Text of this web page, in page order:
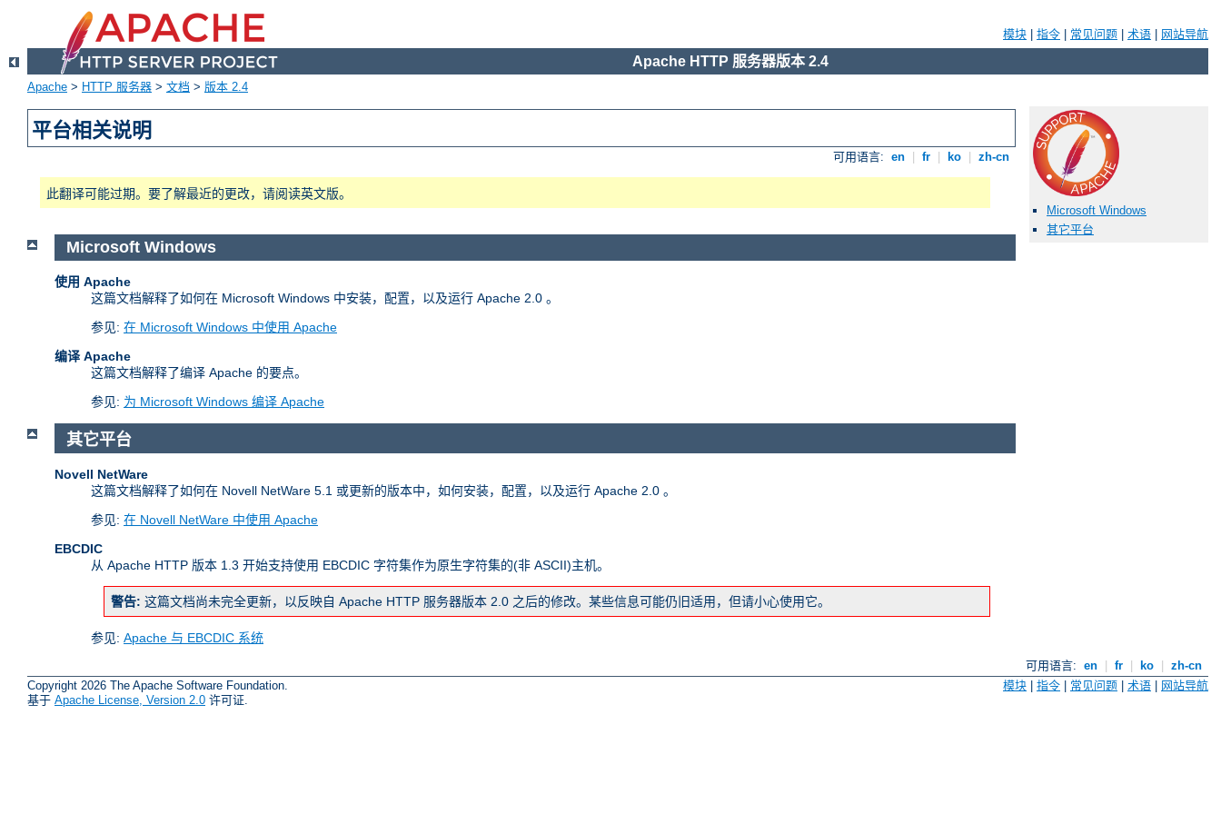
模块 指令 常见问题 术语 网站导航
Apache HTTP 服务器版本 2.4
Apache > HTTP 服务器 > 文档 > 版本 2.4
平台相关说明
可用语言: en fr ko zh-cn
此翻译可能过期。要了解最近的更改，请阅读英文版。
Microsoft Windows
其它平台
Microsoft Windows
使用 Apache
这篇文档解释了如何在 Microsoft Windows 中安装，配置，以及运行 Apache 2.0 。
参见: 在 Microsoft Windows 中使用 Apache
编译 Apache
这篇文档解释了编译 Apache 的要点。
参见: 为 Microsoft Windows 编译 Apache
其它平台
Novell NetWare
这篇文档解释了如何在 Novell NetWare 5.1 或更新的版本中，如何安装，配置，以及运行 Apache 2.0 。
参见: 在 Novell NetWare 中使用 Apache
EBCDIC
从 Apache HTTP 版本 1.3 开始支持使用 EBCDIC 字符集作为原生字符集的(非 ASCII)主机。
警告: 这篇文档尚未完全更新，以反映自 Apache HTTP 服务器版本 2.0 之后的修改。某些信息可能仍旧适用，但请小心使用它。
参见: Apache 与 EBCDIC 系统
可用语言: en fr ko
zh-cn
Copyright 2026 The Apache Software Foundation.
基于 Apache License, Version 2.0 许可证.
模块 指令 常见问题 术语 网站导航